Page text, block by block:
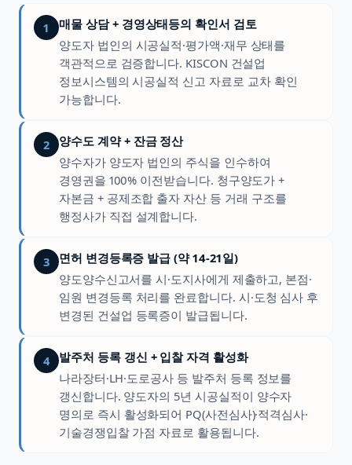
1
매물 상담 + 경영상태등의 확인서 검토
양도자 법인의 시공실적·평가액·재무 상태를
객관적으로 검증합니다. KISCON 건설업
정보시스템의 시공실적 신고 자료로 교차 확인
가능합니다.
2
양수도 계약 + 잔금 정산
양수자가 양도자 법인의 주식을 인수하여
경영권을 100% 이전받습니다. 청구양도가 +
자본금 + 공제조합 출자 자산 등 거래 구조를
행정사가 직접 설계합니다.
3
면허 변경등록증 발급 (약 14-21일)
양도양수신고서를 시·도지사에게 제출하고, 본점·
임원 변경등록 처리를 완료합니다. 시·도청 심사 후
변경된 건설업 등록증이 발급됩니다.
4
발주처 등록 갱신 + 입찰 자격 활성화
나라장터·LH·도로공사 등 발주처 등록 정보를
갱신합니다. 양도자의 5년 시공실적이 양수자
명의로 즉시 활성화되어 PQ(사전심사)·적격심사·
기술경쟁입찰 가점 자료로 활용됩니다.